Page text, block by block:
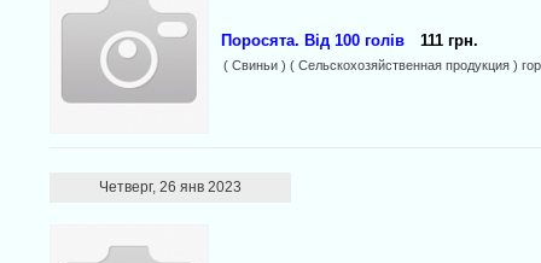
Поросята. Від 100 голів 111 грн.
( Свиньи ) ( Сельскохозяйственная продукция )
Четверг, 26 янв 2023